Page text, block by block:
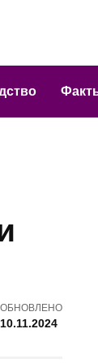
ОБНОВЛЕНО
10.11.2024